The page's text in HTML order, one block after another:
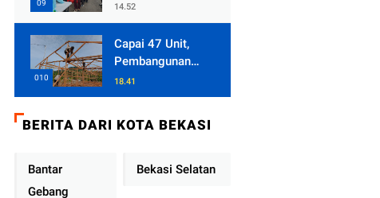
Gelar Jumat
Peduli Tingkatkan
Kepedulian Sosial
14.52
Capai 47 Unit,
Pembangunan
Huntara Sat
Brimob Polda
Berjalan di Pauh
18.41
BERITA DARI KOTA BEKASI
Bantar
Gebang
Bekasi Selatan